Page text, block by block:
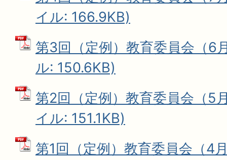
イル: 166.9KB)
第3回（定例）教育委員会（6
ル: 150.6KB)
第2回（定例）教育委員会（5
イル: 151.1KB)
第1回（定例）教育委員会（4